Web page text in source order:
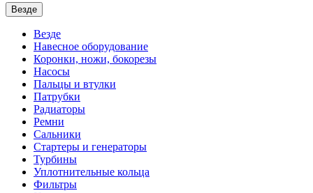
Везде
Везде
Навесное оборудование
Коронки, ножи, бокорезы
Насосы
Пальцы и втулки
Патрубки
Радиаторы
Ремни
Сальники
Стартеры и генераторы
Турбины
Уплотнительные кольца
Фильтры